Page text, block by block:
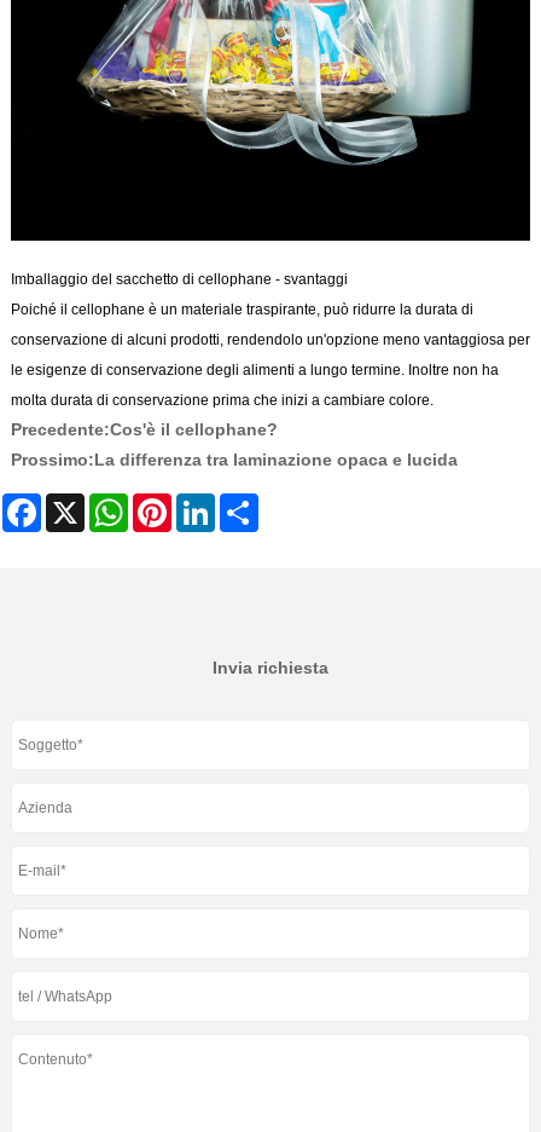
Imballaggio del sacchetto di cellophane - svantaggi
Poiché il cellophane è un materiale traspirante, può ridurre la durata di
conservazione di alcuni prodotti, rendendolo un'opzione meno vantaggiosa per
le esigenze di conservazione degli alimenti a lungo termine. Inoltre non ha
molta durata di conservazione prima che inizi a cambiare colore.
Precedente:Cos'è il cellophane?
Prossimo:La differenza tra laminazione opaca e lucida
Facebook
X WhatsAppPinterestLinkedIn
Invia richiesta